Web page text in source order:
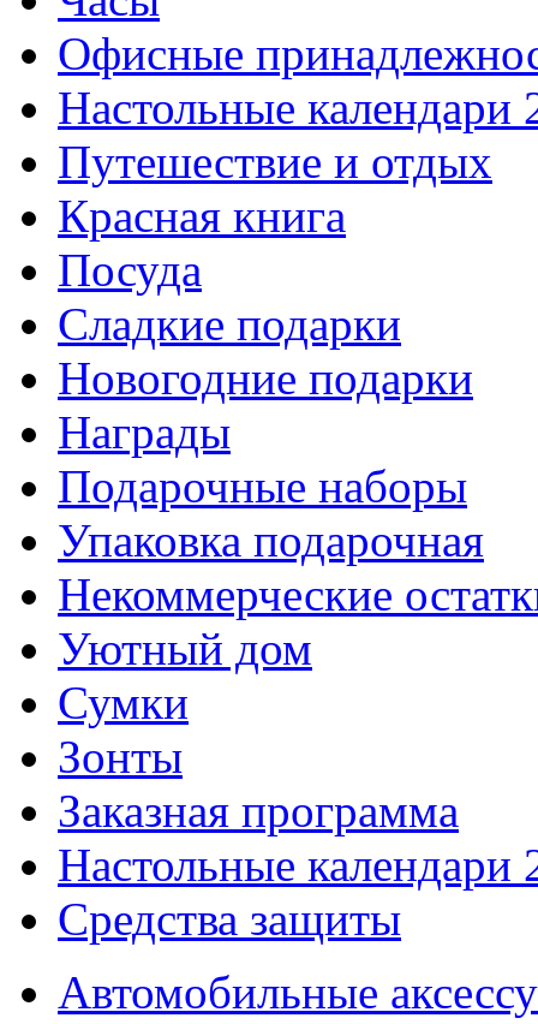
Офисные
Настольные календари
Путешествие и отдых
Красная книга
Посуда
Сладкие подарки
Новогодние подарки
Награды
Подарочные наборы
Упаковка подарочная
Некоммерческие
Уютный дом
Сумки
Зонты
Заказная программа
Настольные календари
Средства защиты
Автомобильные